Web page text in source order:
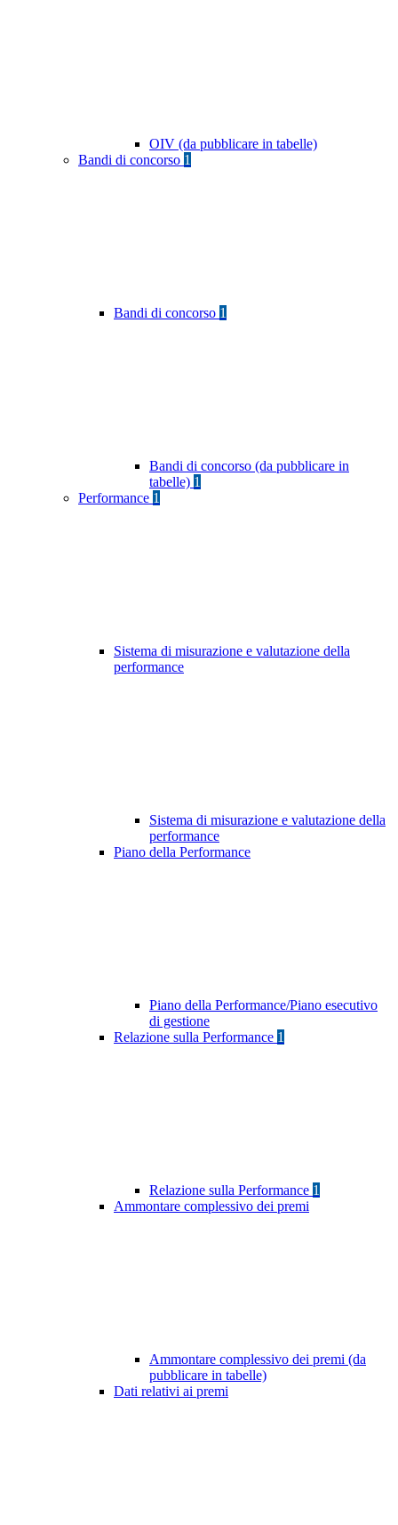
OIV (da pubblicare in tabelle)
Bandi di concorso 1
Bandi di concorso 1
Bandi di concorso (da pubblicare in
tabelle) 1
Performance 1
Sistema di misurazione e valutazione della
performance
Sistema di misurazione e valutazione della
performance
Piano della Performance
Piano della Performance/Piano esecutivo
di gestione
Relazione sulla Performance 1
Relazione sulla Performance 1
Ammontare complessivo dei premi
Ammontare complessivo dei premi (da
pubblicare in tabelle)
Dati relativi ai premi